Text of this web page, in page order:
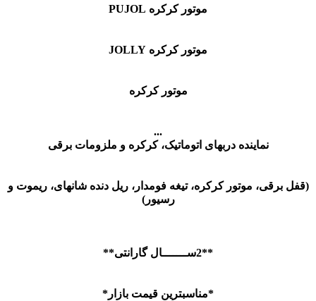
موتور کرکره PUJOL
موتور کرکره JOLLY
موتور کرکره
...
نماینده دربهای اتوماتیک، کرکره و ملزومات برقی
(قفل برقی، موتور کرکره، تیغه فومدار، ریل دنده شانهای، ریموت و
رسیور)
**2ســـــــال گارانتی**
*مناسبترین قیمت بازار*